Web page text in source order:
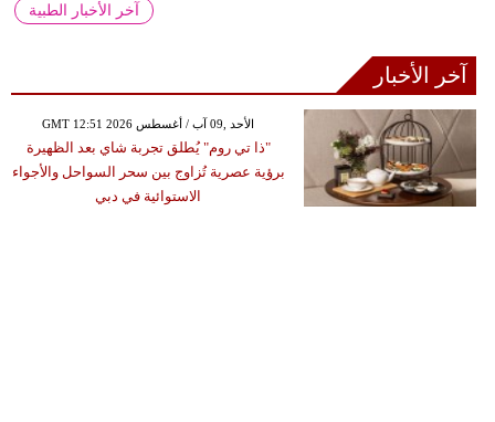
آخر الأخبار الطبية
آخر الأخبار
GMT 12:51 2026 الأحد ,09 آب / أغسطس
"ذا تي روم" يُطلق تجربة شاي بعد الظهيرة
برؤية عصرية تُزاوج بين سحر السواحل والأجواء
الاستوائية في دبي